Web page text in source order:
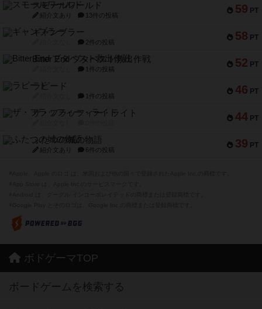
59 PT
スモールワールド
紹介文あり 13件の投稿
58 PT
ギャンブラー
2件の投稿
52 PT
Bitter End ブタペスト救出作戦
1件の投稿
46 PT
ラピード
1件の投稿
44 PT
ザ・フラッフィー・ライト
39 PT
ふたつの城の物語
紹介文あり 6件の投稿
ボドゲーマTOP
ボードゲームを検索する